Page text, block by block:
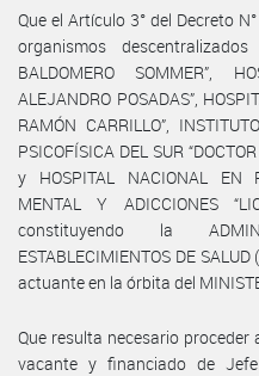
Que el Artículo 3° del Decreto
organismos descentralizados
BALDOMERO SOMMER”,
ALEJANDRO POSADAS”,
RAMÓN CARRILLO”,
PSICOFÍSICA DEL SUR
y HOSPITAL NACIONAL EN
MENTAL Y ADICCIONES
constituyendo la
ESTABLECIMIENTOS DE
actuante en la órbita del
Que resulta necesario
vacante y financiado de